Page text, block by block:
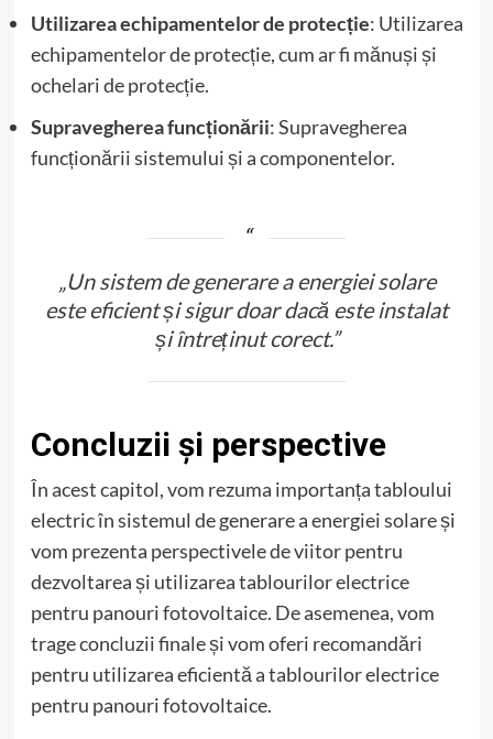
Utilizarea echipamentelor de protecție: Utilizarea
echipamentelor de protecție, cum ar fi mănuși și
ochelari de protecție.
Supravegherea funcționării: Supravegherea
funcționării sistemului și a componentelor.
„Un sistem de generare a energiei solare
este eficient și sigur doar dacă este instalat
și întreținut corect.”
Concluzii și perspective
În acest capitol, vom rezuma importanța tabloului
electric în sistemul de generare a energiei solare și
vom prezenta perspectivele de viitor pentru
dezvoltarea și utilizarea tablourilor electrice
pentru panouri fotovoltaice. De asemenea, vom
trage concluzii finale și vom oferi recomandări
pentru utilizarea eficientă a tablourilor electrice
pentru panouri fotovoltaice.